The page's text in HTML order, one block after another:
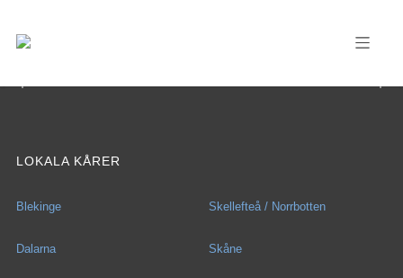
LOKALA KÅRER
Blekinge
Dalarna
Skellefteå / Norrbotten
Skåne